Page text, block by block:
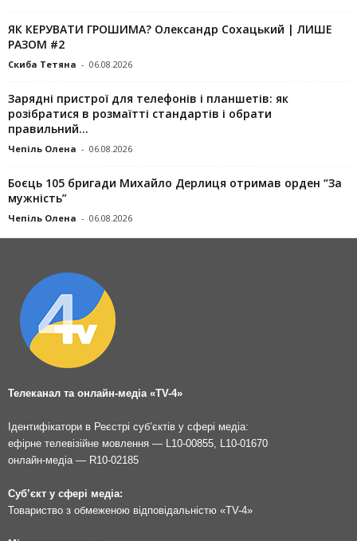
ЯК КЕРУВАТИ ГРОШИМА? Олександр Сохацький | ЛИШЕ
РАЗОМ #2
Скиба Тетяна - 06.08.2026
Зарядні пристрої для телефонів і планшетів: як
розібратися в розмаїтті стандартів і обрати
правильний...
Чепіль Олена - 06.08.2026
Боєць 105 бригади Михайло Дерлиця отримав орден “За
мужність”
Чепіль Олена - 06.08.2026
Телеканал та онлайн-медіа «TV-4»
Ідентифікатори в Реєстрі суб’єктів у сфері медіа:
ефірне телевізійне мовлення — L10-00855, L10-01670
онлайн-медіа — R10-02185
Суб’єкт у сфері медіа:
Товариство з обмеженою відповідальністю «TV-4»